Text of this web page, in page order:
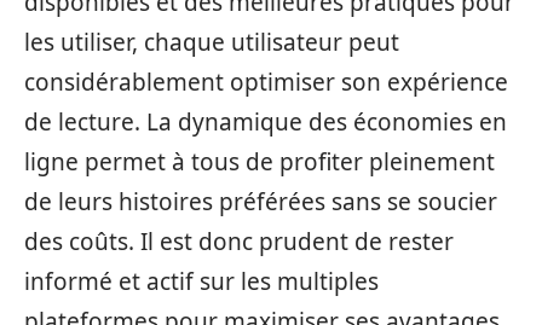
les utiliser, chaque utilisateur peut
considérablement optimiser son expérience
de lecture. La dynamique des économies en
ligne permet à tous de profiter pleinement
de leurs histoires préférées sans se soucier
des coûts. Il est donc prudent de rester
informé et actif sur les multiples